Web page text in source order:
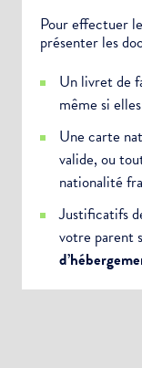
Pour effectuer
présenter les
Un livret de
même si
Une carte
valide, ou
nationalité
Justificatifs
votre parent
Choisissez
Alertes Mail
Newsletter